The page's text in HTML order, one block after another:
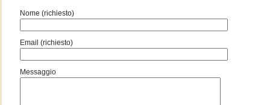
Nome (richiesto)
Email (richiesto)
Messaggio